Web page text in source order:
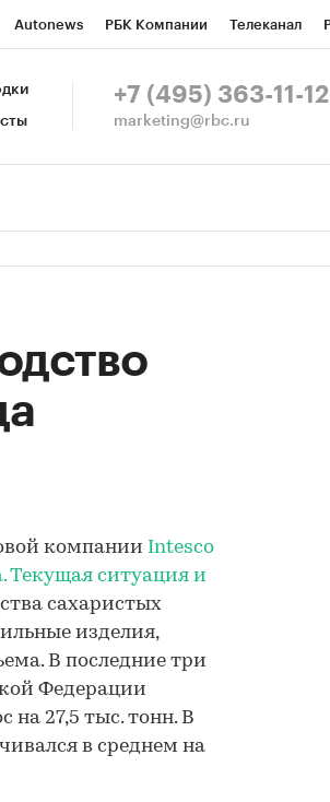
Autonews РБК Компании Телеканал
Конференции СПб Спецпроекты
+7 (495) 363-11-12
marketing@rbc.ru
компании Intesco
ситуация и
сахаристых
изделия,
В последние три
Федерации
на 27,5 тыс. тонн. В
в среднем на